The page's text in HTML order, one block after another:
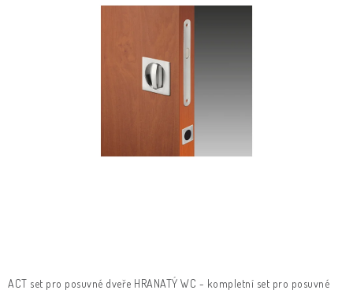
O nás
Vrácení, výměna zboží
Obchodní podmínky
Reklamační řád
ACT set pro posuvné dveře HRANATÝ WC - kompletní set pro posuvné